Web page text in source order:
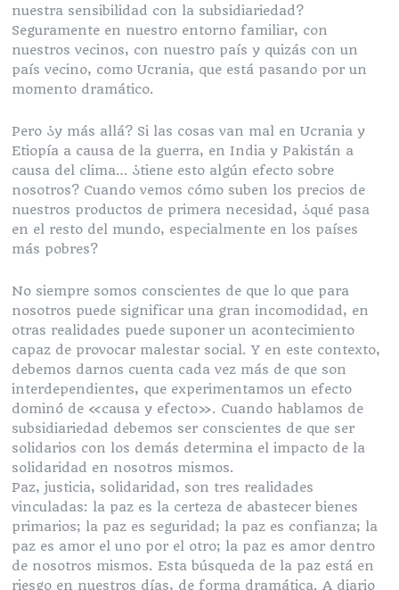
nuestra sensibilidad con la subsidiariedad?
Seguramente en nuestro entorno familiar, con
nuestros vecinos, con nuestro país y quizás con un
país vecino, como Ucrania, que está pasando por un
momento dramático.
Pero ¿y más allá? Si las cosas van mal en Ucrania y
Etiopía a causa de la guerra, en India y Pakistán a
causa del clima… ¿tiene esto algún efecto sobre
nosotros? Cuando vemos cómo suben los precios de
nuestros productos de primera necesidad, ¿qué pasa
en el resto del mundo, especialmente en los países
más pobres?
No siempre somos conscientes de que lo que para
nosotros puede significar una gran incomodidad, en
otras realidades puede suponer un acontecimiento
capaz de provocar malestar social. Y en este contexto,
debemos darnos cuenta cada vez más de que son
interdependientes, que experimentamos un efecto
dominó de «causa y efecto». Cuando hablamos de
subsidiariedad debemos ser conscientes de que ser
solidarios con los demás determina el impacto de la
solidaridad en nosotros mismos.
Paz, justicia, solidaridad, son tres realidades
vinculadas: la paz es la certeza de abastecer bienes
primarios; la paz es seguridad; la paz es confianza; la
paz es amor el uno por el otro; la paz es amor dentro
de nosotros mismos. Esta búsqueda de la paz está en
riesgo en nuestros días, de forma dramática. A diario